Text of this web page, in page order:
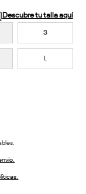
Descubre tu talla aquí
S
L